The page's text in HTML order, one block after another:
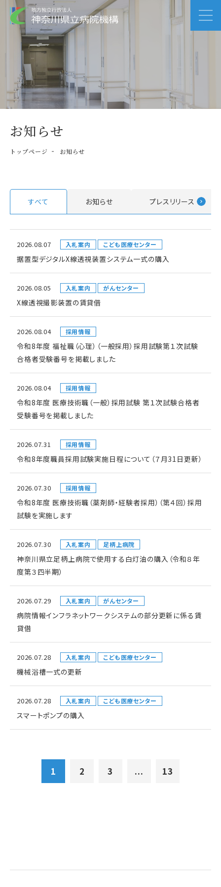
お知らせ
トップページ お知らせ
すべて お知らせ プレスリリース
2026.08.07 入札案内 こども医療センター
据置型デジタルX線透視装置システム一式の購入
2026.08.05 入札案内 がんセンター
X線透視撮影装置の賃貸借
2026.08.04 採用情報
令和8年度 福祉職（心理）（一般採用）採用試験第１次試験
合格者受験番号を掲載しました
2026.08.04 採用情報
令和8年度 医療技術職（一般）採用試験 第１次試験合格者
受験番号を掲載しました
2026.07.31 採用情報
令和8年度職員採用試験実施日程について（７月31日更新）
2026.07.30 採用情報
令和8年度 医療技術職（薬剤師・経験者採用）（第４回）採用
試験を実施します
2026.07.30 入札案内 足柄上病院
神奈川県立足柄上病院で使用する白灯油の購入（令和８年
度第３四半期）
2026.07.29 入札案内 がんセンター
病院情報インフラネットワークシステムの部分更新に係る賃
貸借
2026.07.28 入札案内 こども医療センター
機械浴槽一式の更新
2026.07.28 入札案内 こども医療センター
スマートポンプの購入
1 2 3 ... 13